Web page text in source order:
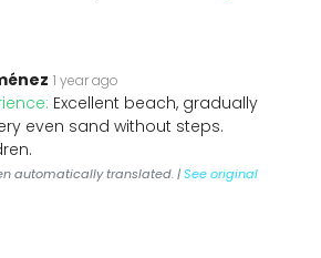
1 year ago
Excellent beach, gradually
even sand without steps.
automatically translated. |See original